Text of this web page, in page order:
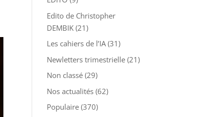
Edito de Christopher
DEMBIK (21)
Les cahiers de l’IA(31)
Newletters trimestrielle (21)
Non classé (29)
Nos actualités (62)
Populaire (370)